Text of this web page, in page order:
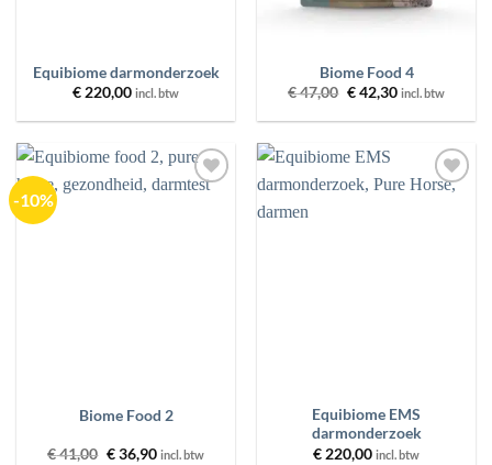
Equibiome darmonderzoek
€ 220,00 incl. btw
Biome Food 4
€47,00 Oorspronkelijke
was:
€42,30Huidige
is:
incl. btw
-10%
Biome Food 2
€41,00 Oorspronkelijke
€36,90Huidige
incl. btw
Equibiome EMS
darmonderzoek
€ 220,00 incl. btw